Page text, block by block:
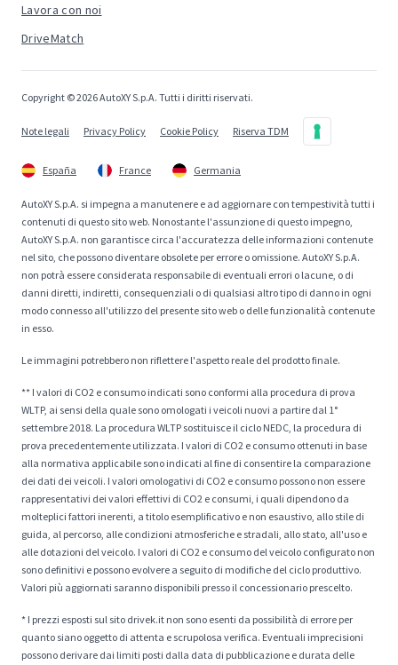
Lavora con noi
DriveMatch
Copyright © 2026 AutoXY S.p.A. Tutti i diritti riservati.
Note legali Privacy Policy Cookie Policy Riserva TDM
España France Germania
AutoXY S.p.A. si impegna a manutenere e ad aggiornare con tempestività tutti i
contenuti di questo sito web. Nonostante l'assunzione di questo impegno,
AutoXY S.p.A. non garantisce circa l'accuratezza delle informazioni contenute
nel sito, che possono diventare obsolete per errore o omissione. AutoXY S.p.A.
non potrà essere considerata responsabile di eventuali errori o lacune, o di
danni diretti, indiretti, consequenziali o di qualsiasi altro tipo di danno in ogni
modo connesso all'utilizzo del presente sito web o delle funzionalità contenute
in esso.
Le immagini potrebbero non riflettere l'aspetto reale del prodotto finale.
** I valori di CO2 e consumo indicati sono conformi alla procedura di prova
WLTP, ai sensi della quale sono omologati i veicoli nuovi a partire dal 1°
settembre 2018. La procedura WLTP sostituisce il ciclo NEDC, la procedura di
prova precedentemente utilizzata. I valori di CO2 e consumo ottenuti in base
alla normativa applicabile sono indicati al fine di consentire la comparazione
dei dati dei veicoli. I valori omologativi di CO2 e consumo possono non essere
rappresentativi dei valori effettivi di CO2 e consumi, i quali dipendono da
molteplici fattori inerenti, a titolo esemplificativo e non esaustivo, allo stile di
guida, al percorso, alle condizioni atmosferiche e stradali, allo stato, all'uso e
alle dotazioni del veicolo. I valori di CO2 e consumo del veicolo configurato non
sono definitivi e possono evolvere a seguito di modifiche del ciclo produttivo.
Valori più aggiornati saranno disponibili presso il concessionario prescelto.
* I prezzi esposti sul sito drivek.it non sono esenti da possibilità di errore per
quanto siano oggetto di attenta e scrupolosa verifica. Eventuali imprecisioni
possono derivare dai limiti posti dalla data di pubblicazione e durata delle